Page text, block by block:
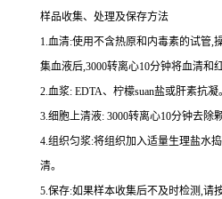
样品收集、处理及保存方法
1.血清:使用不含热原和内毒素的试管,
集血液后,3000转离心10分钟将血清和
2.血浆: EDTA、柠檬suan盐或肝素抗凝。
3.细胞上清液: 3000转离心10分钟去除
4.组织匀浆:将组织加入适量生理盐水捣
清。
5.保存:如果样本收集后不及时检测,请